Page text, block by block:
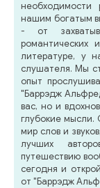
нашим богатым
- от
романтических
литературе, у
слушателя. Мы
опыт
"Баррэдж
вас, но и
глубокие мысли.
мир слов и
лучших
путешествию
сегодня и
от "Баррэдж